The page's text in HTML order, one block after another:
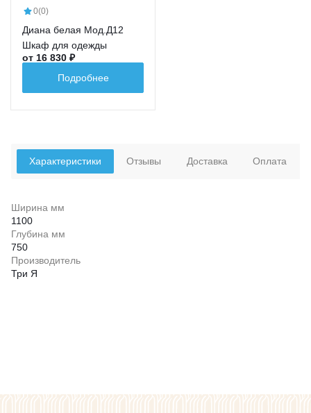
0(0)
Диана белая Мод.Д12
Шкаф для одежды
от 16 830 ₽
Подробнее
Характеристики
Ширина мм
1100
Глубина мм
750
Производитель
Три Я
Отзывы Доставка Оплата